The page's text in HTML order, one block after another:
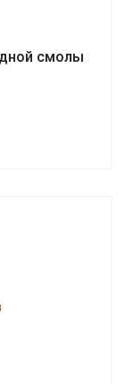
смолы